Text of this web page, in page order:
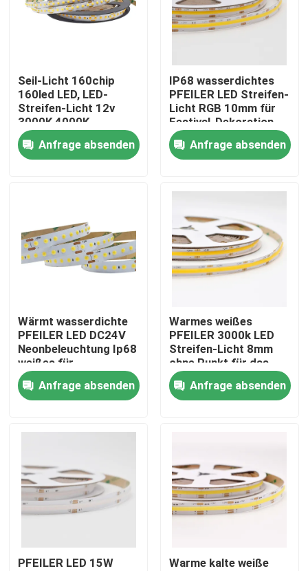
Über uns
Qualitätskontrolle
Treten Sie mit uns in Verbindung
Nachrichten
Angebrachtes LED-Oberflächenprofil
Vertiefte LED-Profil
Profil der Fasergipsplatten-LED
Seil-Licht 160chip
160led LED, LED-
Streifen-Licht 12v
3000K 4000K
Anfrage absenden
IP68 wasserdichtes
PFEILER LED Streifen-
Licht RGB 10mm für
Festival-Dekoration
Anfrage absenden
Wärmt wasserdichte
PFEILER LED DC24V
Neonbeleuchtung Ip68
weißes für
Beleuchtung im Freien
Anfrage absenden
Warmes weißes
PFEILER 3000k LED
Streifen-Licht 8mm
ohne Punkt für das
Beleuchten der
Dekoration
Anfrage absenden
PFEILER LED 15W
Warme kalte weiße